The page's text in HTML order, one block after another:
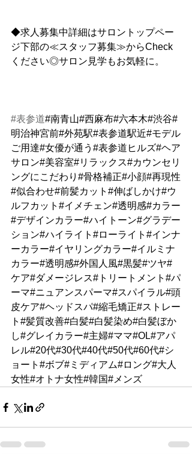
◆求人募集中詳細はサロントップペー
ジ下部の≪スタッフ募集≫からCheck
ください◎サロン見学もお気軽に。
#表参道#南青山#西麻布#六本木#渋谷#
明治神宮前#外苑駅#表参道駅近#モデル
ご用達#女優が通う#表参道ヒルズ#ヘア
サロン#美容室#リラックス#カウンセリ
ングにこだわり#骨格補正#小顔#再現性
#似合わせ#前髪カット#伸ばしかけ#ウ
ルフカット#イメチェン#透明感#カラー
#デザインカラー#ハイトーン#グラデー
ション#ハイライト#ローライト#インナ
ーカラー#イヤリングカラー#イルミナ
カラー#透明感#外国人風#黒髪#ツヤ#
ケア#ダメージレス#トリートメント#パ
ーマ#ニュアンスパーマ#スパイラル#頭
皮ケア#ヘッドスパ#縮毛矯正#ストレー
ト#髪質改善#白髪#白髪染め#白髪ぼか
し#グレイカラー#主婦#ママ#OL#アパ
レル#20代#30代#40代#50代#60代#シ
ョート#ボブ#ミディアム#ロング#大人
女性#オトナ女性#韓国#メンズ